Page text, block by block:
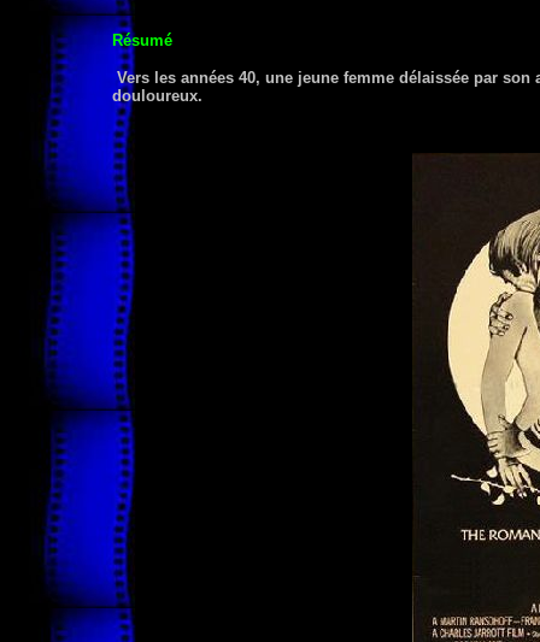
Résumé
Vers les années 40, une jeune femme délaissée par
douloureux.